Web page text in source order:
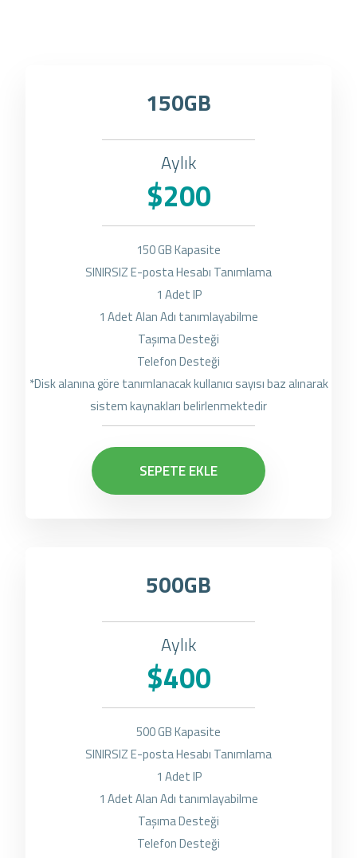
150GB
Aylık
$200
150 GB Kapasite
SINIRSIZ E-posta Hesabı Tanımlama
1 Adet IP
1 Adet Alan Adı tanımlayabilme
Taşıma Desteği
Telefon Desteği
*Disk alanına göre tanımlanacak kullanıcı sayısı baz alınarak
sistem kaynakları belirlenmektedir
SEPETE EKLE
500GB
Aylık
$400
500 GB Kapasite
SINIRSIZ E-posta Hesabı Tanımlama
1 Adet IP
1 Adet Alan Adı tanımlayabilme
Taşıma Desteği
Telefon Desteği